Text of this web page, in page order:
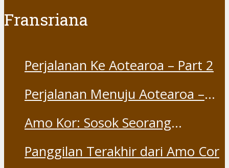
Fransriana
Perjalanan Ke Aotearoa – Part 2
Perjalanan Menuju Aotearoa –
Amo Kor: Sosok Seorang
Otentik
Panggilan Terakhir dari Amo Cor